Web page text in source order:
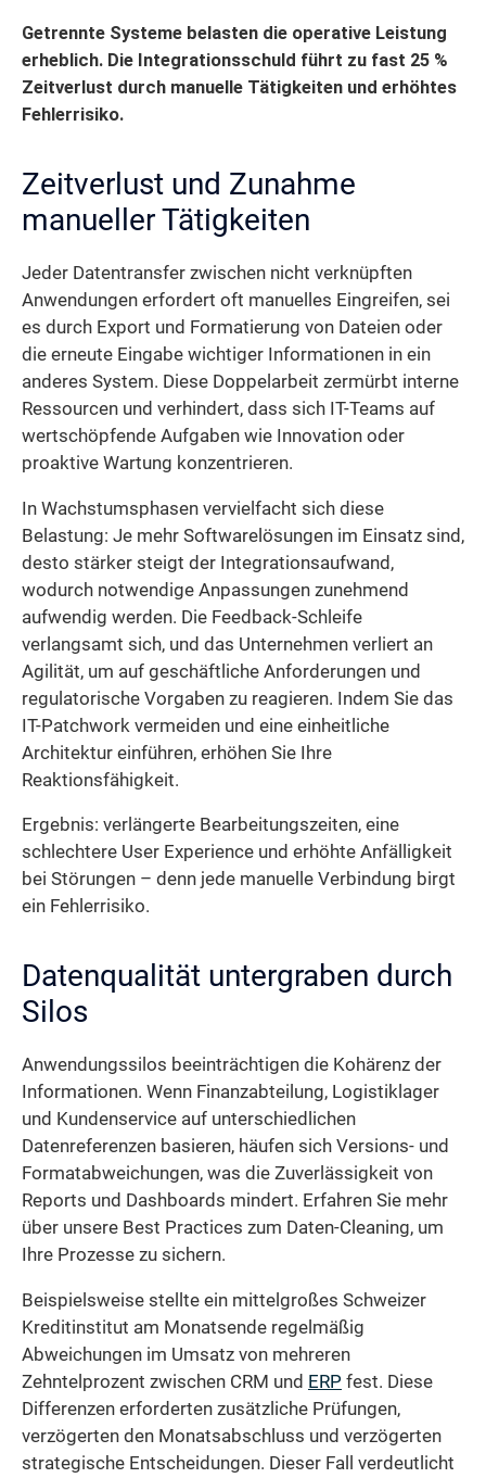
Getrennte Systeme belasten die operative Leistung
erheblich. Die Integrationsschuld führt zu fast 25 %
Zeitverlust durch manuelle Tätigkeiten und erhöhtes
Fehlerrisiko.
Zeitverlust und Zunahme
manueller Tätigkeiten
Jeder Datentransfer zwischen nicht verknüpften
Anwendungen erfordert oft manuelles Eingreifen, sei
es durch Export und Formatierung von Dateien oder
die erneute Eingabe wichtiger Informationen in ein
anderes System. Diese Doppelarbeit zermürbt interne
Ressourcen und verhindert, dass sich IT-Teams auf
wertschöpfende Aufgaben wie Innovation oder
proaktive Wartung konzentrieren.
In Wachstumsphasen vervielfacht sich diese
Belastung: Je mehr Softwarelösungen im Einsatz sind,
desto stärker steigt der Integrationsaufwand,
wodurch notwendige Anpassungen zunehmend
aufwendig werden. Die Feedback-Schleife
verlangsamt sich, und das Unternehmen verliert an
Agilität, um auf geschäftliche Anforderungen und
regulatorische Vorgaben zu reagieren. Indem Sie das
IT-Patchwork vermeiden und eine einheitliche
Architektur einführen, erhöhen Sie Ihre
Reaktionsfähigkeit.
Ergebnis: verlängerte Bearbeitungszeiten, eine
schlechtere User Experience und erhöhte Anfälligkeit
bei Störungen – denn jede manuelle Verbindung birgt
ein Fehlerrisiko.
Datenqualität untergraben durch
Silos
Anwendungssilos beeinträchtigen die Kohärenz der
Informationen. Wenn Finanzabteilung, Logistiklager
und Kundenservice auf unterschiedlichen
Datenreferenzen basieren, häufen sich Versions- und
Formatabweichungen, was die Zuverlässigkeit von
Reports und Dashboards mindert. Erfahren Sie mehr
über unsere Best Practices zum Daten-Cleaning, um
Ihre Prozesse zu sichern.
Beispielsweise stellte ein mittelgroßes Schweizer
Kreditinstitut am Monatsende regelmäßig
Abweichungen im Umsatz von mehreren
Zehntelprozent zwischen CRM und ERP fest. Diese
Differenzen erforderten zusätzliche Prüfungen,
verzögerten den Monatsabschluss und verzögerten
strategische Entscheidungen. Dieser Fall verdeutlicht